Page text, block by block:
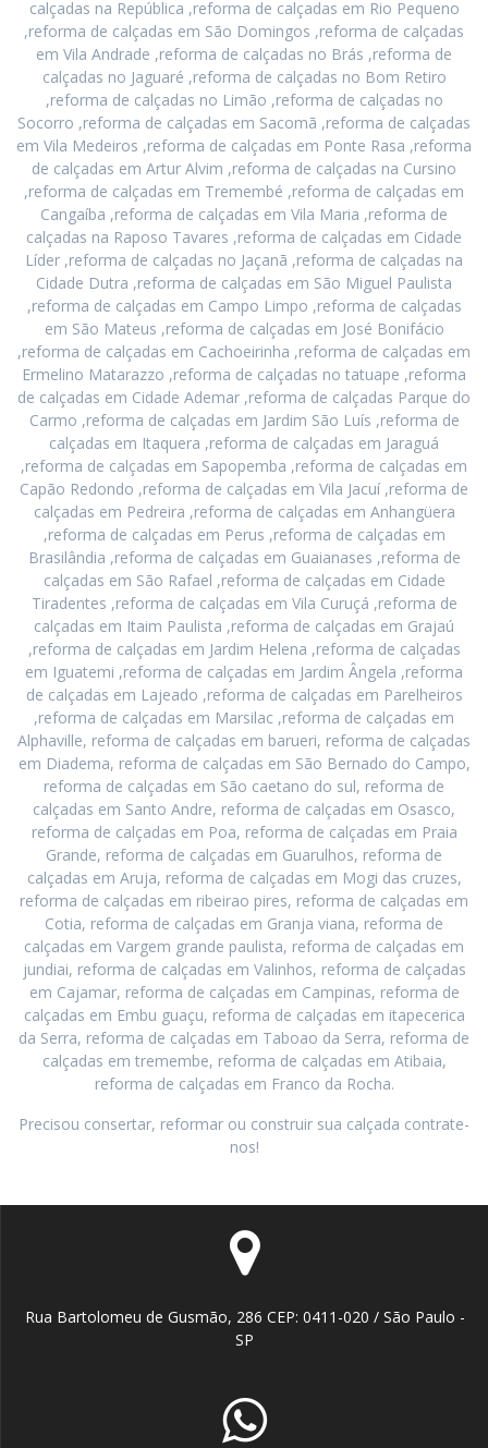
calçadas na República ,reforma de calçadas em Rio Pequeno
,reforma de calçadas em São Domingos ,reforma de calçadas
em Vila Andrade ,reforma de calçadas no Brás ,reforma de
calçadas no Jaguaré ,reforma de calçadas no Bom Retiro
,reforma de calçadas no Limão ,reforma de calçadas no
Socorro ,reforma de calçadas em Sacomã ,reforma de calçadas
em Vila Medeiros ,reforma de calçadas em Ponte Rasa ,reforma
de calçadas em Artur Alvim ,reforma de calçadas na Cursino
,reforma de calçadas em Tremembé ,reforma de calçadas em
Cangaíba ,reforma de calçadas em Vila Maria ,reforma de
calçadas na Raposo Tavares ,reforma de calçadas em Cidade
Líder ,reforma de calçadas no Jaçanã ,reforma de calçadas na
Cidade Dutra ,reforma de calçadas em São Miguel Paulista
,reforma de calçadas em Campo Limpo ,reforma de calçadas
em São Mateus ,reforma de calçadas em José Bonifácio
,reforma de calçadas em Cachoeirinha ,reforma de calçadas em
Ermelino Matarazzo ,reforma de calçadas no tatuape ,reforma
de calçadas em Cidade Ademar ,reforma de calçadas Parque do
Carmo ,reforma de calçadas em Jardim São Luís ,reforma de
calçadas em Itaquera ,reforma de calçadas em Jaraguá
,reforma de calçadas em Sapopemba ,reforma de calçadas em
Capão Redondo ,reforma de calçadas em Vila Jacuí ,reforma de
calçadas em Pedreira ,reforma de calçadas em Anhangüera
,reforma de calçadas em Perus ,reforma de calçadas em
Brasilândia ,reforma de calçadas em Guaianases ,reforma de
calçadas em São Rafael ,reforma de calçadas em Cidade
Tiradentes ,reforma de calçadas em Vila Curuçá ,reforma de
calçadas em Itaim Paulista ,reforma de calçadas em Grajaú
,reforma de calçadas em Jardim Helena ,reforma de calçadas
em Iguatemi ,reforma de calçadas em Jardim Ângela ,reforma
de calçadas em Lajeado ,reforma de calçadas em Parelheiros
,reforma de calçadas em Marsilac ,reforma de calçadas em
Alphaville, reforma de calçadas em barueri, reforma de calçadas
em Diadema, reforma de calçadas em São Bernado do Campo,
reforma de calçadas em São caetano do sul, reforma de
calçadas em Santo Andre, reforma de calçadas em Osasco,
reforma de calçadas em Poa, reforma de calçadas em Praia
Grande, reforma de calçadas em Guarulhos, reforma de
calçadas em Aruja, reforma de calçadas em Mogi das cruzes,
reforma de calçadas em ribeirao pires, reforma de calçadas em
Cotia, reforma de calçadas em Granja viana, reforma de
calçadas em Vargem grande paulista, reforma de calçadas em
jundiai, reforma de calçadas em Valinhos, reforma de calçadas
em Cajamar, reforma de calçadas em Campinas, reforma de
calçadas em Embu guaçu, reforma de calçadas em itapecerica
da Serra, reforma de calçadas em Taboao da Serra, reforma de
calçadas em tremembe, reforma de calçadas em Atibaia,
reforma de calçadas em Franco da Rocha.
Precisou consertar, reformar ou construir sua calçada contrate-
nos!
Rua Bartolomeu de Gusmão, 286 CEP: 0411-020 / São Paulo -
SP